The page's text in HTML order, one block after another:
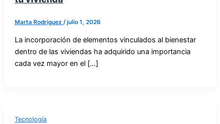
Marta Rodríguez /julio 1, 2026
La incorporación de elementos vinculados al bienestar
dentro de las viviendas ha adquirido una importancia
cada vez mayor en el […]
Tecnología